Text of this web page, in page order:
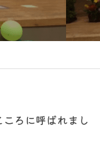
ろに呼ばれまし